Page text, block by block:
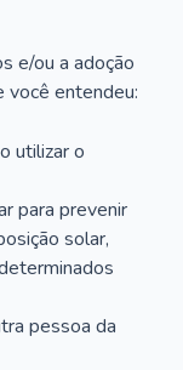
e/ou a adoção
entendeu:
utilizar o
para prevenir
solar,
pessoa da